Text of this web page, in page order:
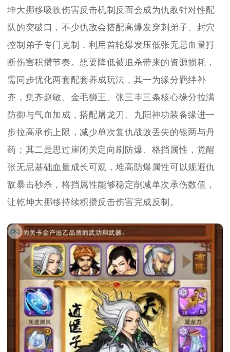
坤大挪移吸收伤害反击机制反而会成为仇敌针对性配
队的突破口，不少仇敌会搭配高爆发穿刺弟子、封穴
控制弟子专门克制，利用首轮爆发压低张无忌血量打
断伤害积攒节奏。想要降低被追杀带来的资源损耗，
需同步优化两套配套养成玩法，其一为缘分羁绊补
齐，集齐赵敏、金毛狮王、张三丰三条核心缘分拉满
防御与气血加成，搭配屠龙刀、九阳神功装备缘进一
步拉高承伤上限，减少单次复仇战败丢失的银两与丹
药；其二是思过崖闭关定向刷防爆、格挡属性，觉醒
张无忌基础血量成长可观，堆高防爆属性可以规避仇
敌暴击秒杀，格挡属性能够稳定削减单次承伤数值，
让乾坤大挪移持续积攒反击伤害完成反制。